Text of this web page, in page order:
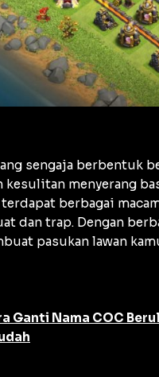
sengaja berbentuk
kesulitan menyerang
berbagai
dan trap. Dengan
pasukan lawan
Ganti Nama COC